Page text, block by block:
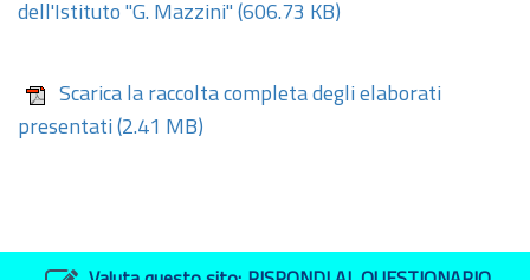
dell'Istituto "G. Mazzini" (606.73 KB)
Scarica la raccolta completa degli elaborati
presentati (2.41 MB)